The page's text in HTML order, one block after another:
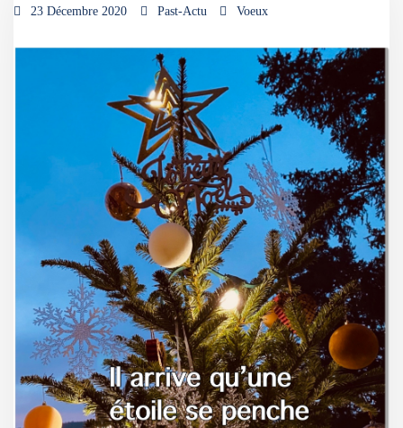
23 Décembre 2020 Past-Actu Voeux